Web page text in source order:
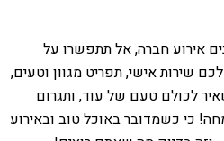
אירוע חברה, אל תתפשרו על
שירות אישי, תפריט מגוון וטעים,
לכולם טעם של עוד, ותגרום
כי כשמדובר באוכל טוב ובאירוע